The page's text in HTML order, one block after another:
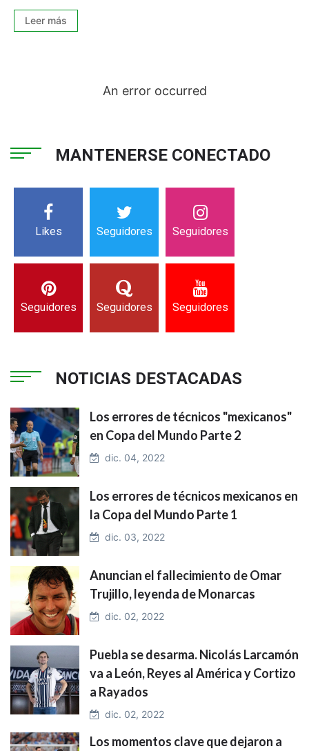
Leer más
An error occurred
MANTENERSE CONECTADO
Likes Seguidores Seguidores
Seguidores Seguidores Seguidores
NOTICIAS DESTACADAS
Los errores de técnicos "mexicanos"
en Copa del Mundo Parte 2
dic. 04, 2022
Los errores de técnicos mexicanos en
la Copa del Mundo Parte 1
dic. 03, 2022
Anuncian el fallecimiento de Omar
Trujillo, leyenda de Monarcas
dic. 02, 2022
Puebla se desarma. Nicolás Larcamón
va a León, Reyes al América y Cortizo
a Rayados
dic. 02, 2022
Los momentos clave que dejaron a